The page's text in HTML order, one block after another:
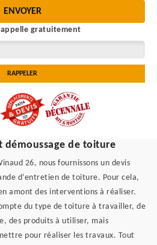
gratuitement
démoussage de toiture
26, nous fournissons un devis
d’entretien de toiture. Pour cela,
amont des interventions à réaliser.
du type de toiture à travailler, de
des produits à utiliser, mais
pour réaliser les travaux. Tout